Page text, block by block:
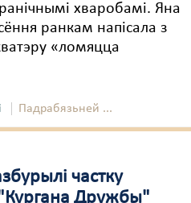
хваробамі. Яна
ранкам напісала з
«ломяцца
Падрабязьней ...
частку
Дружбы"